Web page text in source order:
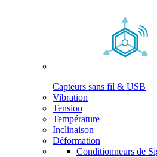
Capteurs sans fil & USB
Vibration
Tension
Température
Inclinaison
Déformation
Conditionneurs de